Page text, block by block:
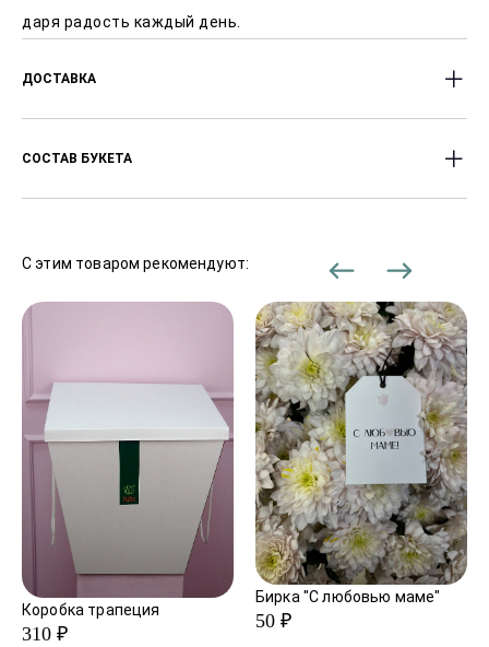
даря радость каждый день.
ДОСТАВКА
Доставляем цветы с 8:00 до 23:00 часов.
района города.
В праздничные дни сроки доставки могут
СОСТАВ БУКЕТА
,Эвкалипт
С этим товаром рекомендуют:
Коробка трапеция
310 ₽
Бирка "С любовью маме"
50 ₽